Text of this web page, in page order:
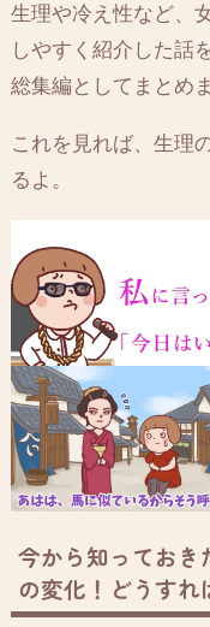
生理や冷え性など、
しやすく紹介した話
総集編としてまとめ
これを見れば、生理
るよ。
今から知っておき
の変化！どうすれ